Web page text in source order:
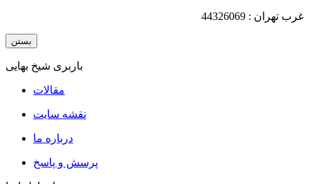
غرب تهران : 44326069
بستن
باربری شیخ بهایی
مقالات
نقشه سایت
درباره ما
پرسش و پاسخ